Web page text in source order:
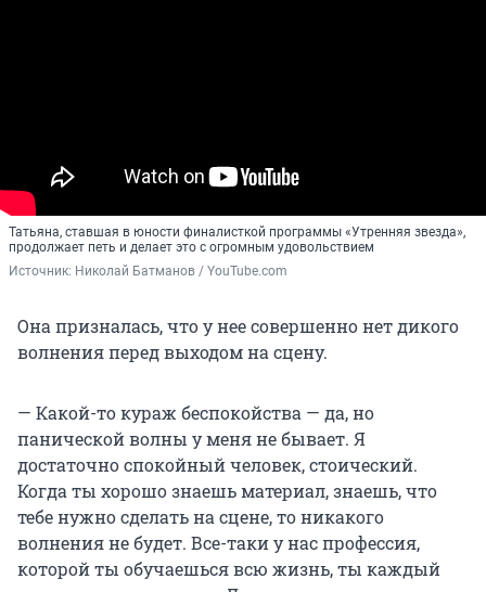
Татьяна, ставшая в юности финалисткой программы «Утренняя звезда»,
продолжает петь и делает это с огромным удовольствием
Источник: Николай Батманов / YouTube.com
Она призналась, что у нее совершенно нет дикого
волнения перед выходом на сцену.
— Какой-то кураж беспокойства — да, но
панической волны у меня не бывает. Я
достаточно спокойный человек, стоический.
Когда ты хорошо знаешь материал, знаешь, что
тебе нужно сделать на сцене, то никакого
волнения не будет. Все-таки у нас профессия,
которой ты обучаешься всю жизнь, ты каждый